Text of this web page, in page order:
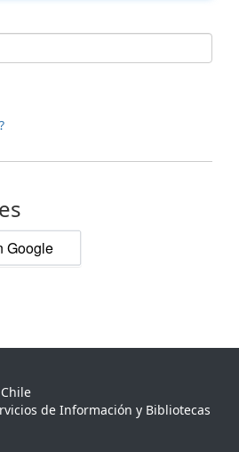
Google
de Información y Bibliotecas